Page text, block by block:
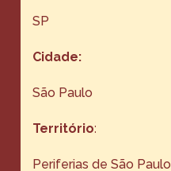
SP
Cidade:
São Paulo
Território:
Periferias de São Paulo